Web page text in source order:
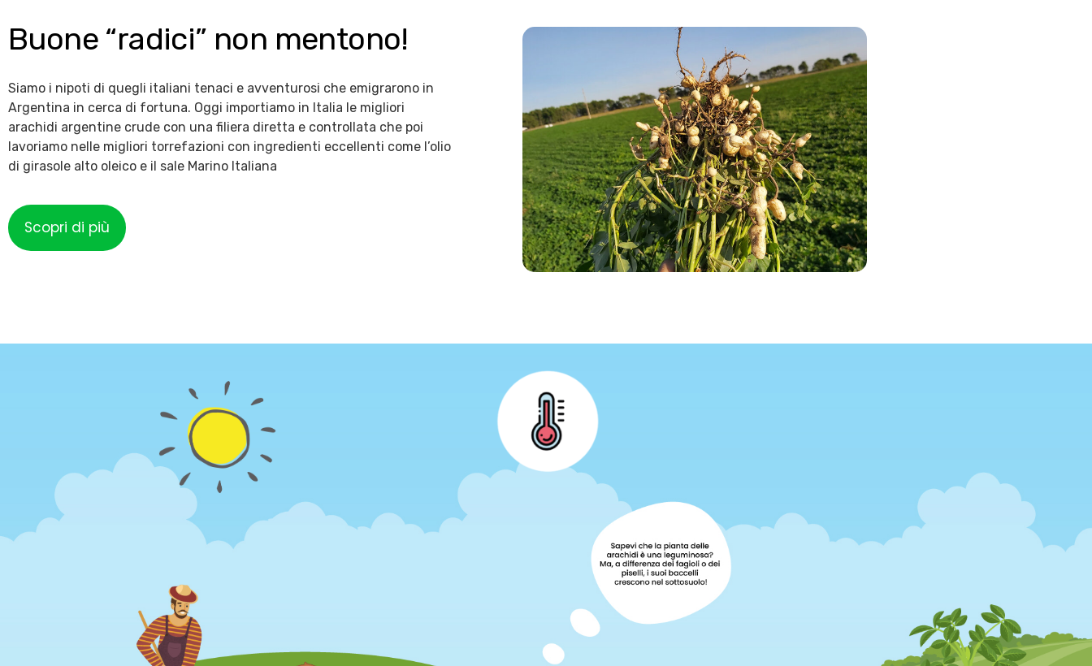
Buone “radici” non mentono!
Siamo i nipoti di quegli italiani tenaci e avventurosi che emigrarono in
Argentina in cerca di fortuna. Oggi importiamo in Italia le migliori
arachidi argentine crude con una filiera diretta e controllata che poi
lavoriamo nelle migliori torrefazioni con ingredienti eccellenti come l’olio
di girasole alto oleico e il sale Marino Italiana
Scopri di più
La pianta delle arachidi è di origine subtropicale e
per questo ha bisogno di molto sole e tanto caldo,
perché non sopporta le basse temperature.